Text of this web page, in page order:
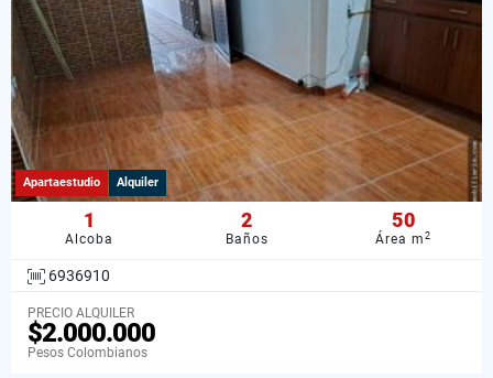
Apartaestudio Alquiler
1
Alcoba
2
Baños
50
Área m2
6936910
PRECIO ALQUILER
$2.000.000
Pesos Colombianos